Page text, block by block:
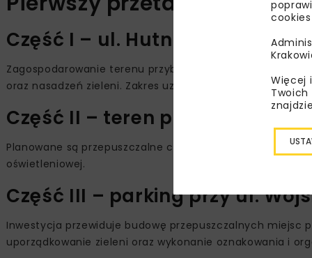
Część I – ul. Hutnicza 13
Zagospodarowanie terenu przyblokowego obejmie
oraz nasadzeń zieleni. Zakres uzupełni modernizacja
Część II – teren przy
Planowane są przepuszczalne ciągi piesze i parkingi,
oświetleniowej.
Część III – parking przy ul.
Inwestycja przewiduje budowę przepuszczalnych miejsc
uporządkowanie zieleni oraz wykonanie oznakowania i
Więcej